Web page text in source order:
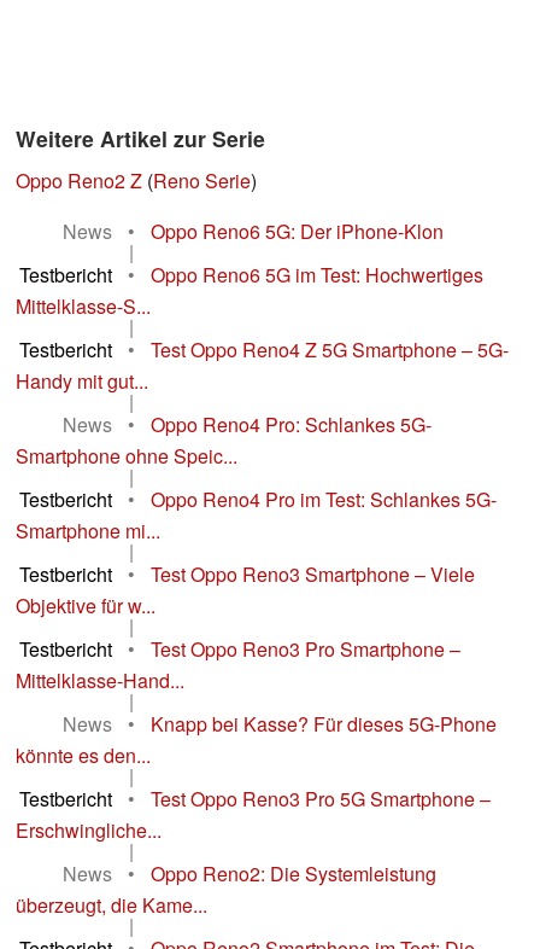
Weitere Artikel zur Serie
Oppo Reno2 Z (Reno Serie)
News
• Oppo Reno6 5G: Der iPhone-Klon
|
Testbericht
•
Oppo Reno6 5G im Test: Hochwertiges
Mittelklasse-S...
|
Testbericht
•
Test Oppo Reno4 Z 5G Smartphone – 5G-
Handy mit gut...
|
News
•
Oppo Reno4 Pro: Schlankes 5G-
Smartphone ohne Speic...
|
Testbericht
•
Oppo Reno4 Pro im Test: Schlankes 5G-
Smartphone mi...
|
Testbericht
•
Test Oppo Reno3 Smartphone – Viele
Objektive für w...
|
Testbericht
•
Test Oppo Reno3 Pro Smartphone –
Mittelklasse-Hand...
|
News
•
Knapp bei Kasse? Für dieses 5G-Phone
könnte es den...
|
Testbericht
•
Test Oppo Reno3 Pro 5G Smartphone –
Erschwingliche...
|
News
•
Oppo Reno2: Die Systemleistung
überzeugt, die Kame...
|